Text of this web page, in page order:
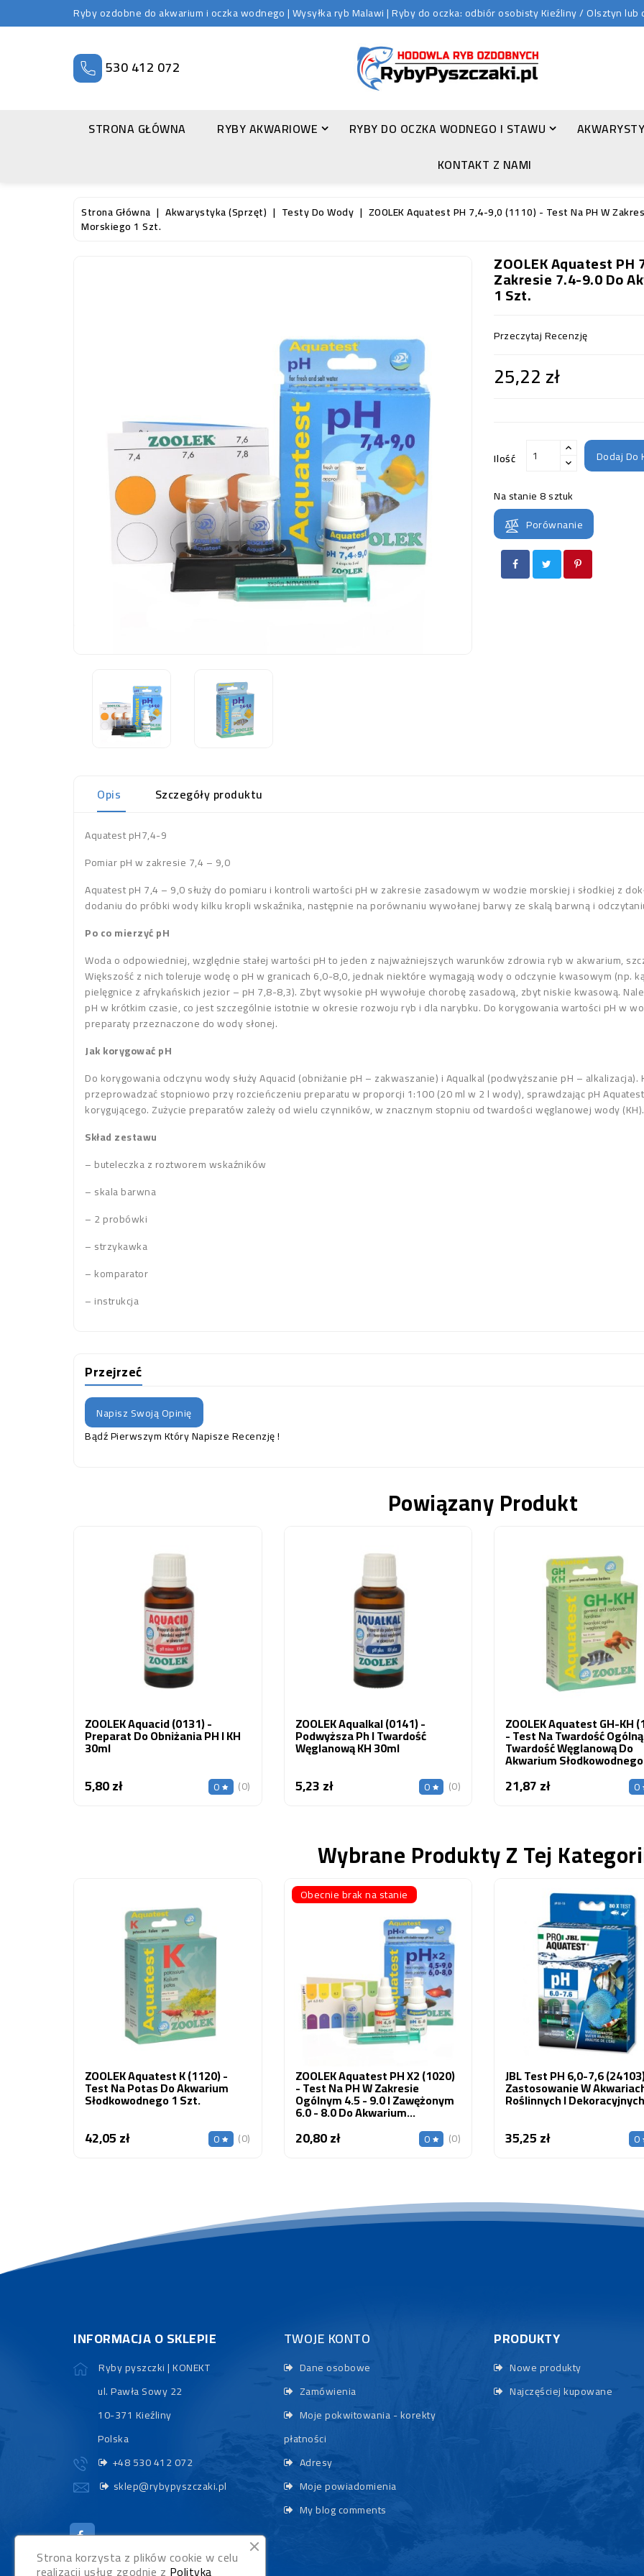
Ryby ozdobne do akwarium i oczka wodnego | Wysyłka ryb Malawi | Ryby do oczka: odbiór osobisty Kieźliny / Olsztyn
530 412 072
STRONA GŁÓWNA RYBY AKWARIOWE RYBY DO OCZKA WODNEGO I STAWU
KONTAKT Z NAMI
Strona Główna Akwarystyka (sprzęt) Testy Do Wody ZOOLEK Aquatest PH 7,4-9,0 (1110) - Test Na PH W
Morskiego 1 Szt.
ZOOLEK Aquatest PH
Zakresie 7.4-9.0 Do
1 Szt.
Przeczytaj Recenzję
25,22 zł
Ilość Dodaj Do
Na stanie8 sztuk
Porównanie
Opis Szczegóły produktu
Aquatest pH7,4-9
Pomiar pH w zakresie 7,4 – 9,0
Aquatest pH 7,4 – 9,0 służy do pomiaru i kontroli wartości pH w zakresie zasadowym w wodzie morskiej i słodkiej z
dodaniu do próbki wody kilku kropli wskaźnika, następnie na porównaniu wywołanej barwy ze skalą barwną i
Po co mierzyć pH
Woda o odpowiedniej, względnie stałej wartości pH to jeden z najważniejszych warunków zdrowia ryb w akwarium,
Większość z nich toleruje wodę o pH w granicach 6,0-8,0, jednak niektóre wymagają wody o odczynie kwasowym (np.
pielęgnice z afrykańskich jezior – pH 7,8-8,3). Zbyt wysokie pH wywołuje chorobę zasadową, zbyt niskie kwasową.
pH w krótkim czasie, co jest szczególnie istotnie w okresie rozwoju ryb i dla narybku. Do korygowania wartości pH w
preparaty przeznaczone do wody słonej.
Jak korygować pH
Do korygowania odczynu wody służy Aquacid (obniżanie pH – zakwaszanie) i Aqualkal (podwyższanie pH –
przeprowadzać stopniowo przy rozcieńczeniu preparatu w proporcji 1:100 (20 ml w 2 l wody), sprawdzając pH
korygującego. Zużycie preparatów zależy od wielu czynników, w znacznym stopniu od twardości węglanowej wody (KH).
Skład zestawu
– buteleczka z roztworem wskaźników
– skala barwna
– 2 probówki
– strzykawka
– komparator
– instrukcja
Przejrzeć
Napisz Swoją Opinię
Bądź Pierwszym Który Napisze Recenzję !
Powiązany Produkt
ZOOLEK Aquacid (0131) -
Preparat Do Obniżania PH I KH
30ml
5,80 złCena 0 (0)
ZOOLEK Aqualkal (0141) -
Podwyższa Ph I Twardość
Węglanową KH 30ml
5,23 złCena 0 (0)
ZOOLEK Aquatest GH-KH
- Test Na Twardość
Twardość Węglanową Do
Akwarium
21,87 złCena 0
Wybrane Produkty Z Tej
ZOOLEK Aquatest K (1120) -
Test Na Potas Do Akwarium
Słodkowodnego 1 Szt.
42,05 złCena 0 (0)
Obecnie brak na stanie
ZOOLEK Aquatest PH X2 (1020)
- Test Na PH W Zakresie
Ogólnym 4.5 - 9.0 I Zawężonym
6.0 - 8.0 Do Akwarium
20,80 złCena 0 (0)
JBL Test PH 6,0-7,6
Zastosowanie W
Roślinnych I
35,25 złCena 0
INFORMACJA O SKLEPIE
Ryby pyszczki | KONEKT
ul. Pawła Sowy 22
10-371 Kieźliny
Polska
+48 530 412 072
sklep@rybypyszczaki.pl
TWOJE KONTO
Dane osobowe
Zamówienia
Moje pokwitowania - korekty
płatności
Adresy
Moje powiadomienia
My blog comments
PRODUKTY
Nowe produkty
Najczęściej kupowane
Strona korzysta z plików cookie w celu
realizacji usług zgodnie z Polityką